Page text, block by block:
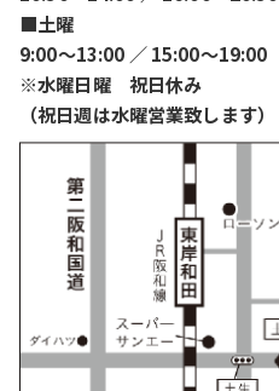
■土曜
9:00〜13:00 ／ 15:00〜19:00
※水曜日曜 祝日休み
（祝日週は水曜営業致します）